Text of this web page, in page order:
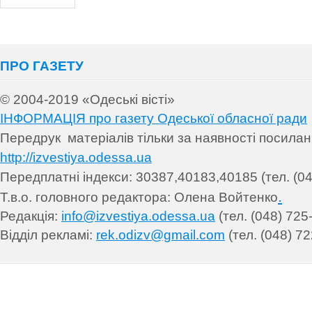
ПРО ГАЗЕТУ
© 2004-2019 «Одеські вісті»
ІНФОРМАЦІЯ про газету Одеської обласної ради
Передрук матеріалів тільки за наявності
http://izvestiya.odessa.ua
Передплатні індекси: 30387,40183,40185 (тел.
Т.в.о. головного редактора: Олена Войтенко.
Редакція: info@izvestiya.odessa.ua (тел. (048)
Відділ рекламі: rek.odizv@gmail.com (тел. (048)